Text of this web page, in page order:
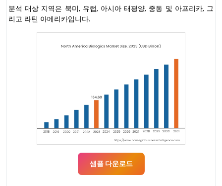
분석 대상 지역은 북미, 유럽, 아시아 태평양, 중동 및 아프리카, 그
리고 라틴 아메리카입니다.
샘플 다운로드